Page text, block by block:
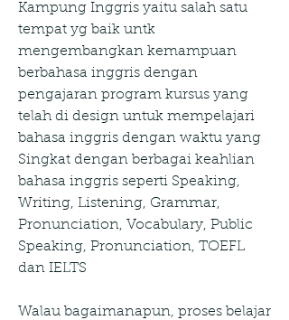
Kampung Inggris yaitu salah satu
tempat yg baik untk
mengembangkan kemampuan
berbahasa inggris dengan
pengajaran program kursus yang
telah di design untuk mempelajari
bahasa inggris dengan waktu yang
Singkat dengan berbagai keahlian
bahasa inggris seperti Speaking,
Writing, Listening, Grammar,
Pronunciation, Vocabulary, Public
Speaking, Pronunciation, TOEFL
dan IELTS
Walau bagaimanapun, proses belajar